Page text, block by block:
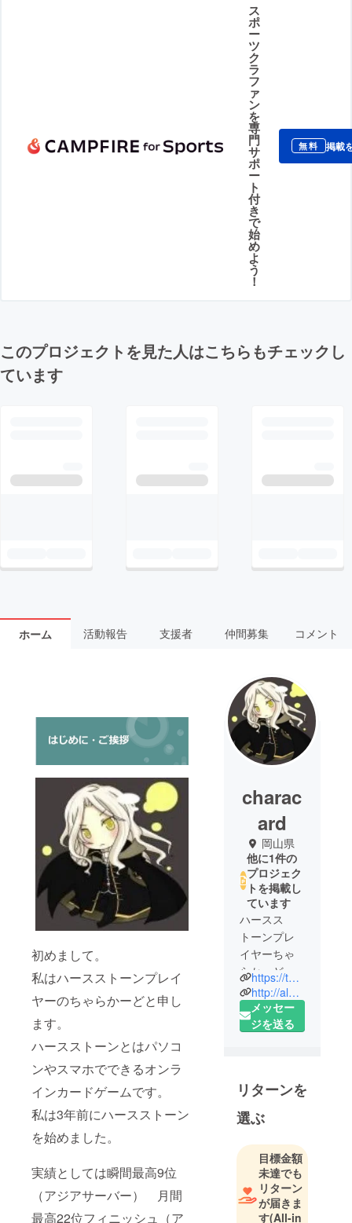
ス
ポ
ー
ツ
ク
ラ
フ
ァ
ン
を
専
門
サ
ポ
ー
ト
付
き
で
始
め
よ
う
！
無料 掲載
このプロジェクトを見た人はこちらもチェックし
ています
ホーム 活動報告 支援者 仲間募集 コメント
初めまして。
私はハースストーンプレイ
ヤーのちゃらかーどと申し
ます。
ハースストーンとはパソコ
ンやスマホでできるオンラ
インカードゲームです。
私は3年前にハースストーン
を始めました。
実績としては瞬間最高9位
（アジアサーバー） 月間
最高22位フィニッシュ（ア
charac
ard
岡山県
他に1件の
プロジェク
トを掲載し
ています
ハースス
トーンプレ
イヤーちゃ
らかーどで
す！ポー
カーや麻雀
も好き。
https://twitter.com/alucard_true
http://alucard1018.hatenablog.com/
メッセー
ジを送る
リターンを
選ぶ
目標金額
未達でも
リターン
が届きま
す(All-in